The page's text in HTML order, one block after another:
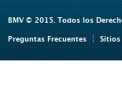
BMV © 2015. Todos los
Preguntas Frecuentes Sitios